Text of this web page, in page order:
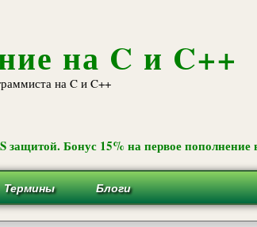
на C и C++
на C и C++
защитой. Бонус 15% на первое пополнение
Термины Блоги